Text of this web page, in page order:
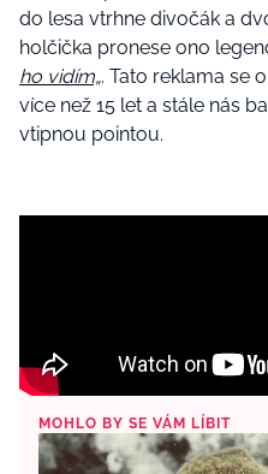
do lesa vtrhne divočák a
holčička pronese ono
ho vidím„. Tato reklama se
více než 15 let a stále nás
vtipnou pointou.
MOHLO BY SE VÁM LÍBIT